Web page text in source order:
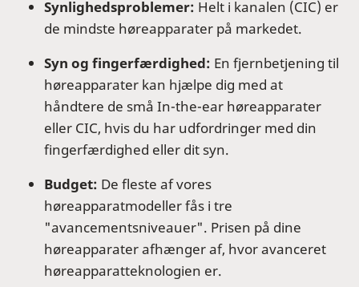
Synlighedsproblemer: Helt i kanalen (CIC) er
de mindste høreapparater på markedet.
Syn og fingerfærdighed: En fjernbetjening til
høreapparater kan hjælpe dig med at
håndtere de små In-the-ear høreapparater
eller CIC, hvis du har udfordringer med din
fingerfærdighed eller dit syn.
Budget: De fleste af vores
høreapparatmodeller fås i tre
"avancementsniveauer". Prisen på dine
høreapparater afhænger af, hvor avanceret
høreapparatteknologien er.